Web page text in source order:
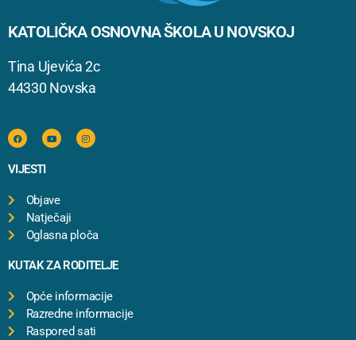
KATOLIČKA OSNOVNA ŠKOLA U NOVSKOJ
Tina Ujevića 2c
44330 Novska
VIJESTI
Objave
Natječaji
Oglasna ploča
KUTAK ZA RODITELJE
Opće informacije
Razredne informacije
Raspored sati